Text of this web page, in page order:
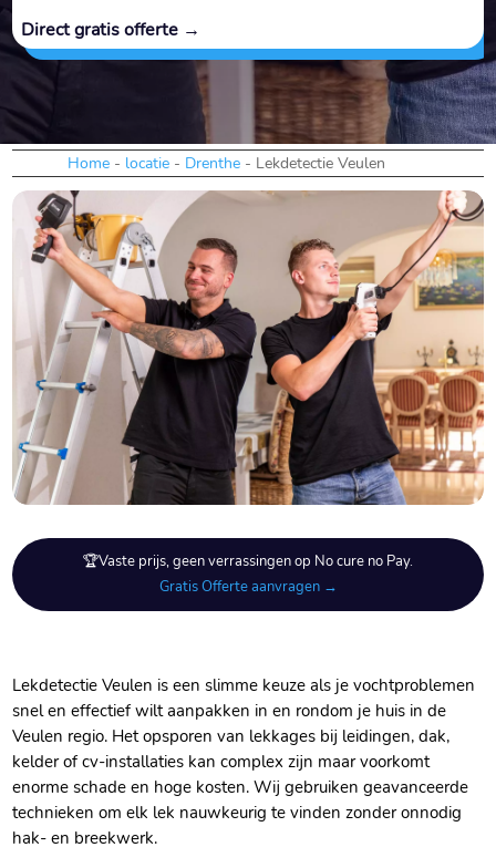
Direct gratis offerte →
Home- locatie- Drenthe- Lekdetectie Veulen
🏆Vaste prijs, geen verrassingen op No cure no Pay.
Gratis Offerte aanvragen →
Lekdetectie Veulen is een slimme keuze als je vochtproblemen
snel en effectief wilt aanpakken in en rondom je huis in de
Veulen regio. Het opsporen van lekkages bij leidingen, dak,
kelder of cv-installaties kan complex zijn maar voorkomt
enorme schade en hoge kosten. Wij gebruiken geavanceerde
technieken om elk lek nauwkeurig te vinden zonder onnodig
hak- en breekwerk.